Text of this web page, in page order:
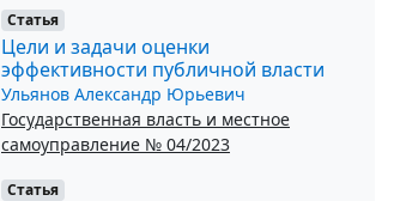
Статья
Цели и задачи оценки
эффективности публичной власти
Ульянов Александр Юрьевич
Государственная власть и местное
самоуправление № 04/2023
Статья